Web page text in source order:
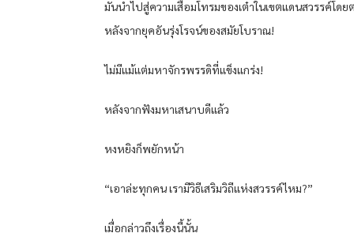
มันนำไปสู่ความเสื่อมโทรมของเต๋าในเขตแดนสวรรค์โดย
หลังจากยุคอันรุ่งโรจน์ของสมัยโบราณ!
ไม่มีแม้แต่มหาจักรพรรดิที่แข็งแกร่ง!
หลังจากฟังมหาเสนาบดีแล้ว
หงหยิงก็พยักหน้า
“เอาล่ะทุกคน เรามีวิธีเสริมวิถีแห่งสวรรค์ไหม?”
เมื่อกล่าวถึงเรื่องนี้นั้น